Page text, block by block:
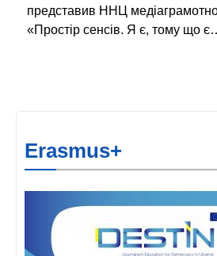
представив ННЦ
«Простір сенсів. Я є, тому що
Erasmus+